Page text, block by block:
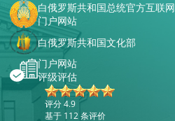
白俄罗斯共和国总统官方互联网
门户网站
白俄罗斯共和国文化部
门户网站
评级评估
评分 4.9
基于 112 条评价